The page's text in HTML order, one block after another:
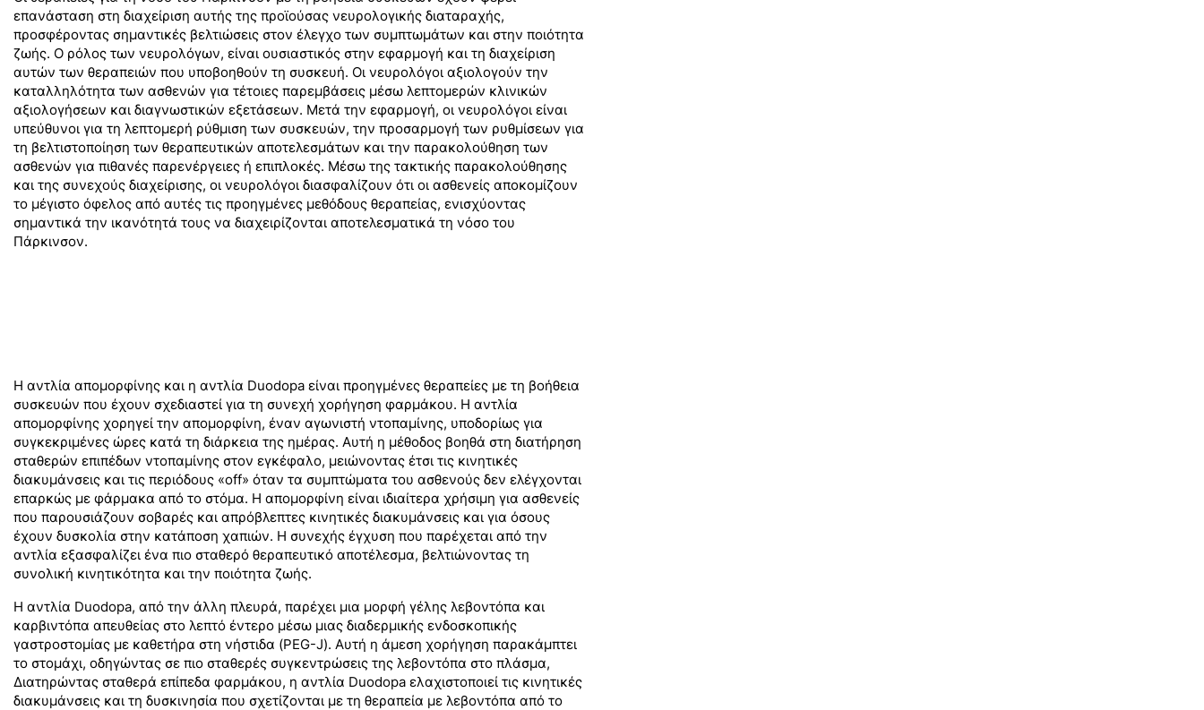
επανάσταση στη διαχείριση αυτής της προϊούσας νευρολογικής διαταραχής,
προσφέροντας σημαντικές βελτιώσεις στον έλεγχο των συμπτωμάτων και στην ποιότητα
ζωής. Ο ρόλος των νευρολόγων, είναι ουσιαστικός στην εφαρμογή και τη διαχείριση
αυτών των θεραπειών που υποβοηθούν τη συσκευή. Οι νευρολόγοι αξιολογούν την
καταλληλότητα των ασθενών για τέτοιες παρεμβάσεις μέσω λεπτομερών κλινικών
αξιολογήσεων και διαγνωστικών εξετάσεων. Μετά την εφαρμογή, οι νευρολόγοι είναι
υπεύθυνοι για τη λεπτομερή ρύθμιση των συσκευών, την προσαρμογή των ρυθμίσεων για
τη βελτιστοποίηση των θεραπευτικών αποτελεσμάτων και την παρακολούθηση των
ασθενών για πιθανές παρενέργειες ή επιπλοκές. Μέσω της τακτικής παρακολούθησης
και της συνεχούς διαχείρισης, οι νευρολόγοι διασφαλίζουν ότι οι ασθενείς αποκομίζουν
το μέγιστο όφελος από αυτές τις προηγμένες μεθόδους θεραπείας, ενισχύοντας
σημαντικά την ικανότητά τους να διαχειρίζονται αποτελεσματικά τη νόσο του
Πάρκινσον.
Η αντλία απομορφίνης και η αντλία Duodopa είναι προηγμένες θεραπείες με τη βοήθεια
συσκευών που έχουν σχεδιαστεί για τη συνεχή χορήγηση φαρμάκου. Η αντλία
απομορφίνης χορηγεί την απομορφίνη, έναν αγωνιστή ντοπαμίνης, υποδορίως για
συγκεκριμένες ώρες κατά τη διάρκεια της ημέρας. Αυτή η μέθοδος βοηθά στη διατήρηση
σταθερών επιπέδων ντοπαμίνης στον εγκέφαλο, μειώνοντας έτσι τις κινητικές
διακυμάνσεις και τις περιόδους «off» όταν τα συμπτώματα του ασθενούς δεν ελέγχονται
επαρκώς με φάρμακα από το στόμα. Η απομορφίνη είναι ιδιαίτερα χρήσιμη για ασθενείς
που παρουσιάζουν σοβαρές και απρόβλεπτες κινητικές διακυμάνσεις και για όσους
έχουν δυσκολία στην κατάποση χαπιών. Η συνεχής έγχυση που παρέχεται από την
αντλία εξασφαλίζει ένα πιο σταθερό θεραπευτικό αποτέλεσμα, βελτιώνοντας τη
συνολική κινητικότητα και την ποιότητα ζωής.
Η αντλία Duodopa, από την άλλη πλευρά, παρέχει μια μορφή γέλης λεβοντόπα και
καρβιντόπα απευθείας στο λεπτό έντερο μέσω μιας διαδερμικής ενδοσκοπικής
γαστροστομίας με καθετήρα στη νήστιδα (PEG-J). Αυτή η άμεση χορήγηση παρακάμπτει
το στομάχι, οδηγώντας σε πιο σταθερές συγκεντρώσεις της λεβοντόπα στο πλάσμα,
Διατηρώντας σταθερά επίπεδα φαρμάκου, η αντλία Duodopa ελαχιστοποιεί τις κινητικές
διακυμάνσεις και τη δυσκινησία που σχετίζονται με τη θεραπεία με λεβοντόπα από το